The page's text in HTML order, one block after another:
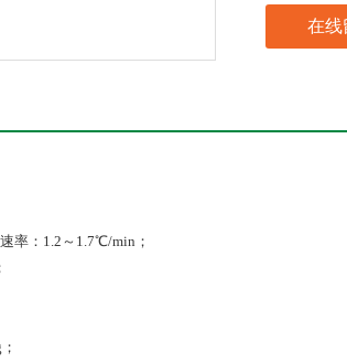
在线
率：1.2～1.7℃/min；